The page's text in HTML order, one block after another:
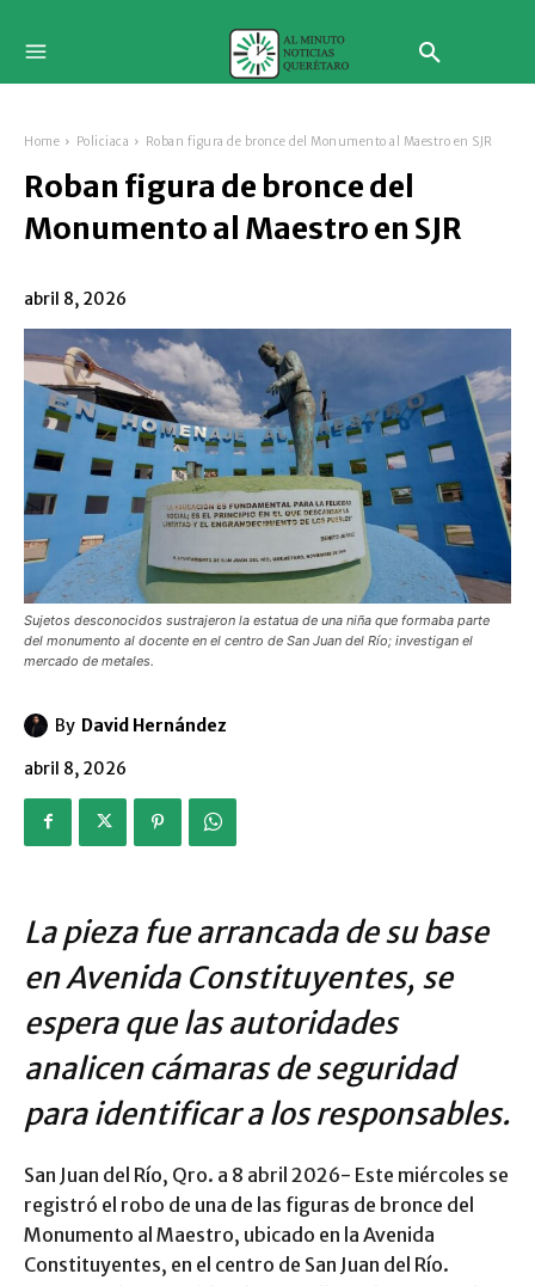
Home Policiaca Roban figura de bronce del Monumento al Maestro en SJR
Roban figura de bronce del
Monumento al Maestro en SJR
abril 8, 2026
Sujetos desconocidos sustrajeron la estatua de una niña que formaba parte
del monumento al docente en el centro de San Juan del Río; investigan el
mercado de metales.
By David Hernández
abril 8, 2026
La pieza fue arrancada de su base
en Avenida Constituyentes, se
espera que las autoridades
analicen cámaras de seguridad
para identificar a los responsables.
San Juan del Río, Qro. a 8 abril 2026- Este miércoles se
registró el robo de una de las figuras de bronce del
Monumento al Maestro, ubicado en la Avenida
Constituyentes, en el centro de San Juan del Río.